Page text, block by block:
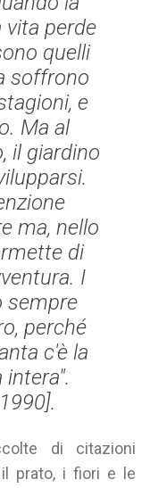
vita perde
quelli
soffrono
e
Ma al
il giardino
ma, nello
di
I
sempre
perché
c'è la
di citazioni
prato, i fiori e le